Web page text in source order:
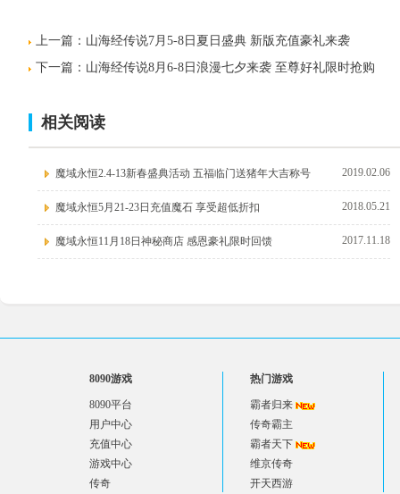
上一篇： 山海经传说7月5-8日夏日盛典 新版充值豪礼来袭
下一篇： 山海经传说8月6-8日浪漫七夕来袭 至尊好礼限时抢购
相关阅读
魔域永恒2.4-13新春盛典活动 五福临门送猪年大吉称号 2019.02.06
魔域永恒5月21-23日充值魔石 享受超低折扣 2018.05.21
魔域永恒11月18日神秘商店 感恩豪礼限时回馈 2017.11.18
8090游戏
8090平台
用户中心
充值中心
游戏中心
传奇
热门游戏
霸者归来
传奇霸主
霸者天下
维京传奇
开天西游